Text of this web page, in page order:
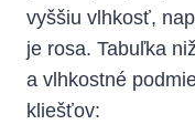
vyššiu vlhkosť,
je rosa. Tabuľka
a vlhkostné‍
kliešťov: